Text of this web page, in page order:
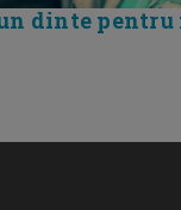
dinte pentru